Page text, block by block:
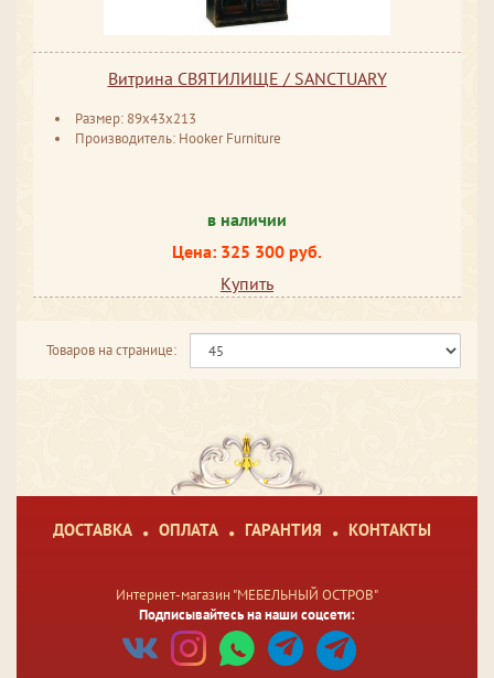
Витрина СВЯТИЛИЩЕ / SANCTUARY
Размер: 89x43x213
Производитель: Hooker Furniture
в наличии
Цена: 325 300 руб.
Купить
Товаров на странице:
ДОСТАВКА ОПЛАТА ГАРАНТИЯ КОНТАКТЫ
Интернет-магазин "МЕБЕЛЬНЫЙ ОСТРОВ"
Подписывайтесь на наши соцсети: